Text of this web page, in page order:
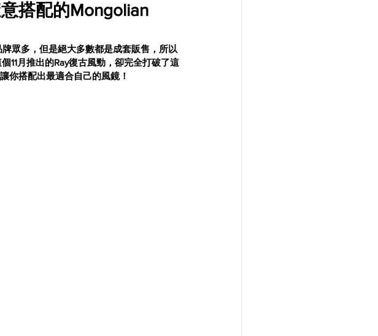
搭配的Mongolian
眾多，但是絕大多數都是成套販售，所以
11月推出的Ray復古風勁，卻完全打破了這
你搭配出最適合自己的風鏡！